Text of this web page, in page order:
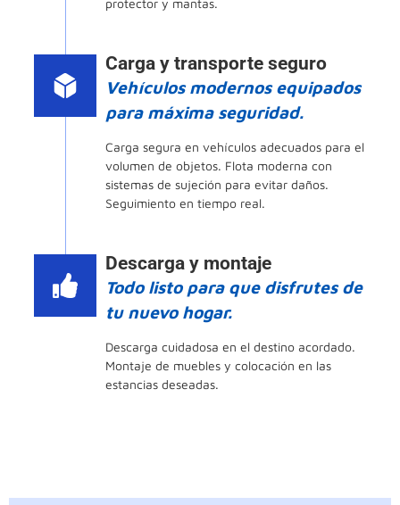
Carga y transporte seguro
Vehículos modernos equipados
para máxima seguridad.
Carga segura en vehículos adecuados para el
volumen de objetos. Flota moderna con
sistemas de sujeción para evitar daños.
Seguimiento en tiempo real.
Descarga y montaje
Todo listo para que disfrutes de
tu nuevo hogar.
Descarga cuidadosa en el destino acordado.
Montaje de muebles y colocación en las
estancias deseadas.